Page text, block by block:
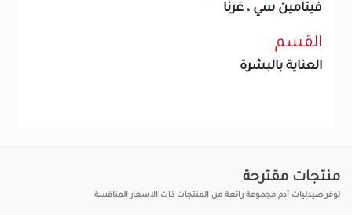
فيتامين سي ، غرنا
القسم
العناية بالبشرة
منتجات مقترحة
توفر صيدليات آدم مجموعة رائعة من المنتجات ذات الاسعار المنافسة